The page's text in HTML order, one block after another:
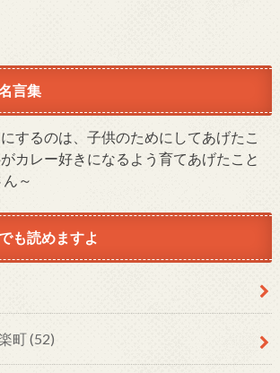
言集
するのは、子供のためにしてあげたこ
カレー好きになるよう育てあげたこと
～
も読めますよ
町(52)